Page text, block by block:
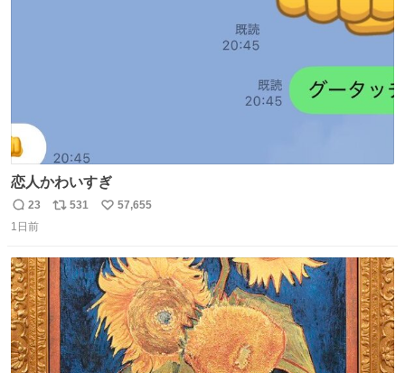
恋人かわいすぎ
返
信
23
リ
ト
数
531
い
数
57,655
1日前